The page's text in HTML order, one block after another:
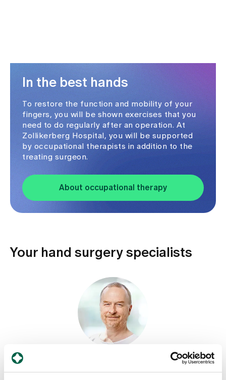
In the best hands
To restore the function and mobility of your
fingers, you will be shown exercises that you
need to do regularly after an operation. At
Zollikerberg Hospital, you will be supported
by occupational therapists in addition to the
treating surgeon.
About occupational therapy
Your hand surgery specialists